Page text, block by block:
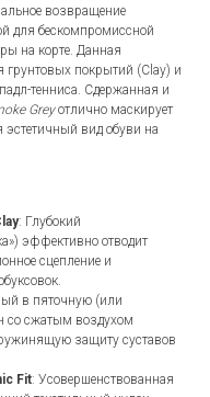
возвращение
для бескомпромиссной
на корте. Данная
грунтовых покрытий (Clay) и
тенниса. Сдержанная и
Greyотлично маскирует
вид обуви на
: Глубокий
эффективно отводит
сцепление и
в пяточную (или
со сжатым воздухом
защиту суставов
Fit: Усовершенствованная